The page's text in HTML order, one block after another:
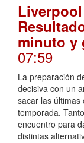
minuto y
07:59
La preparación
decisiva con un
sacar las últimas
temporada.
encuentro para
distintas